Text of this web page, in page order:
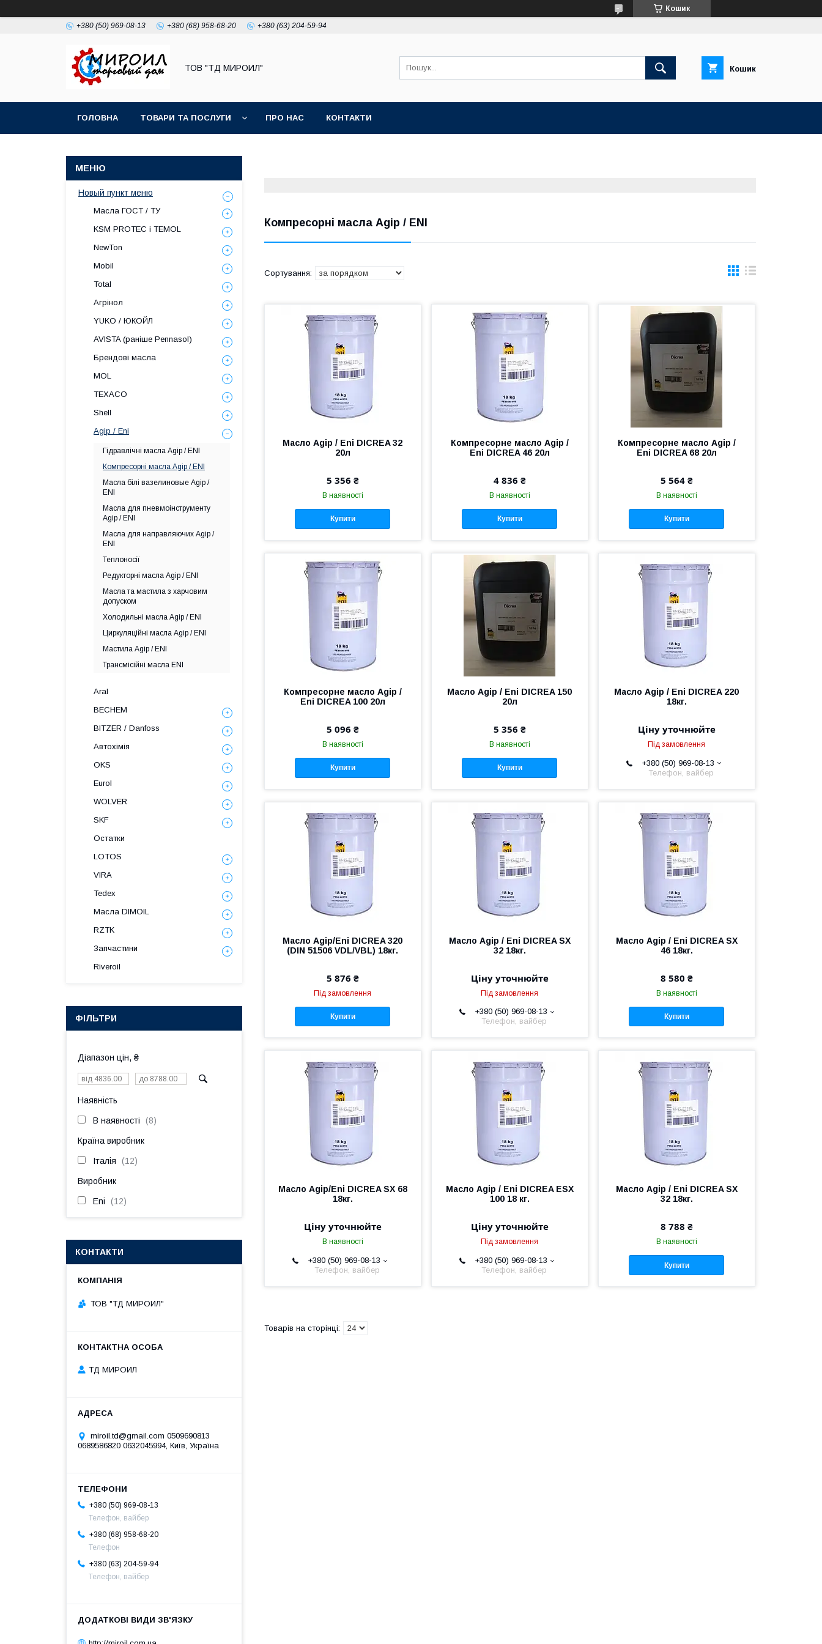
Кошик
+380 (50) 969-08-13 +380 (68) 958-68-20 +380 (63) 204-59-94
ТОВ "ТД МИРОИЛ" Кошик
ГОЛОВНА ТОВАРИ ТА ПОСЛУГИ ПРО НАС КОНТАКТИ
Компресорні масла Agip / ENI
Масло Agip / Eni DICREA 32
20л
5 356 ₴
В наявності
Купити
Компресорне масло Agip /
Eni DICREA 46 20л
4 836 ₴
В наявності
Купити
Компресорне масло Agip /
Eni DICREA 68 20л
5 564 ₴
В наявності
Купити
Компресорне масло Agip /
Eni DICREA 100 20л
5 096 ₴
В наявності
Купити
Масло Agip / Eni DICREA 150
20л
5 356 ₴
В наявності
Купити
Масло Agip / Eni DICREA 220
18кг.
Ціну уточнюйте
Під замовлення
+380 (50) 969-08-13
Телефон, вайбер
Масло Agip/Eni DICREA 320
(DIN 51506 VDL/VBL) 18кг.
5 876 ₴
Під замовлення
Купити
Масло Agip / Eni DICREA SX
32 18кг.
Ціну уточнюйте
Під замовлення
+380 (50) 969-08-13
Телефон, вайбер
Масло Agip / Eni DICREA SX
46 18кг.
8 580 ₴
В наявності
Купити
Масло Agip/Eni DICREA SX 68
18кг.
Ціну уточнюйте
В наявності
+380 (50) 969-08-13
Телефон, вайбер
Масло Agip / Eni DICREA ESX
100 18 кг.
Ціну уточнюйте
Під замовлення
+380 (50) 969-08-13
Телефон, вайбер
Масло Agip / Eni DICREA SX
32 18кг.
8 788 ₴
В наявності
Купити
Новый пункт меню
Масла ГОСТ / ТУ
KSM PROTEC і TEMOL
NewTon
Mobil
Total
Агрінол
YUKO / ЮКОЙЛ
AVISTA (раніше Pennasol)
Брендові масла
MOL
TEXACO
Shell
Agip / Eni
Гідравлічні масла Agip / ENI
Компресорні масла Agip / ENI
Масла білі вазелиновые Agip /
ENI
Масла для пневмоінструменту
Agip / ENI
Масла для направляючих Agip /
ENI
Теплоносії
Редукторні масла Agip / ENI
Масла та мастила з харчовим
допуском
Холодильні масла Agip / ENI
Циркуляційні масла Agip / ENI
Мастила Agip / ENI
Трансмісійні масла ENI
Aral
BECHEM
BITZER / Danfoss
Автохімія
OKS
Eurol
WOLVER
SKF
Остатки
LOTOS
VIRA
Tedex
Масла DIMOIL
RZTK
Запчастини
Riveroil
ФІЛЬТРИ
Діапазон цін, ₴
Наявність
В наявності 8
Країна виробник
Італія 12
Виробник
Eni 12
КОНТАКТИ
ТОВ "ТД МИРОИЛ"
ТД МИРОИЛ
miroil.td@gmail.com 0509690813
0689586820 0632045994, Київ, Україна
+380 (50) 969-08-13
Телефон, вайбер
+380 (68) 958-68-20
Телефон
+380 (63) 204-59-94
Телефон, вайбер